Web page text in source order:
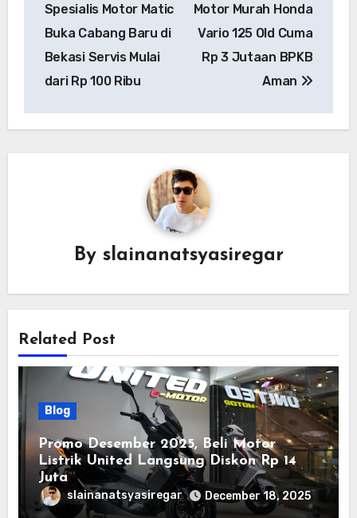
Spesialis Motor Matic
Buka Cabang Baru di
Bekasi Servis Mulai
dari Rp 100 Ribu
Motor Murah Honda
Vario 125 Old Cuma
Rp 3 Jutaan BPKB
Aman
By slainanatsyasiregar
Related Post
Blog
Promo Desember 2025, Beli Motor
Listrik United Langsung Diskon Rp 14
Juta
slainanatsyasiregar December 18, 2025